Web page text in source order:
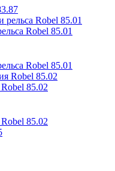
Robel 85.01
Robel 85.01
85.02
85.02